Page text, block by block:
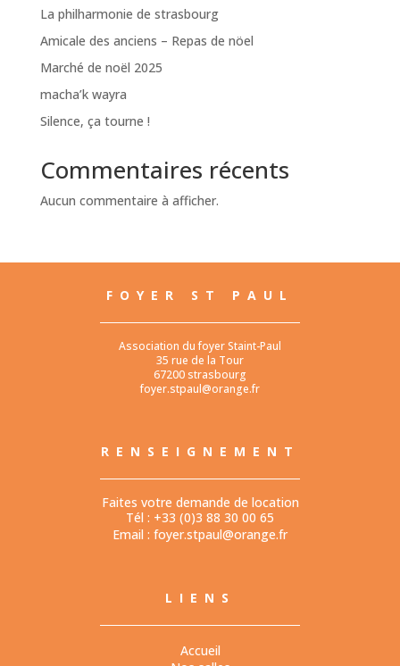
La philharmonie de strasbourg
Amicale des anciens – Repas de nöel
Marché de noël 2025
macha’k wayra
Silence, ça tourne !
Commentaires récents
Aucun commentaire à afficher.
FOYER ST PAUL
Association du foyer Staint-Paul
35 rue de la Tour
67200 strasbourg
foyer.stpaul@orange.fr
RENSEIGNEMENT
Faites votre demande de location
Tél : +33 (0)3 88 30 00 65
Email : foyer.stpaul@orange.fr
LIENS
Accueil